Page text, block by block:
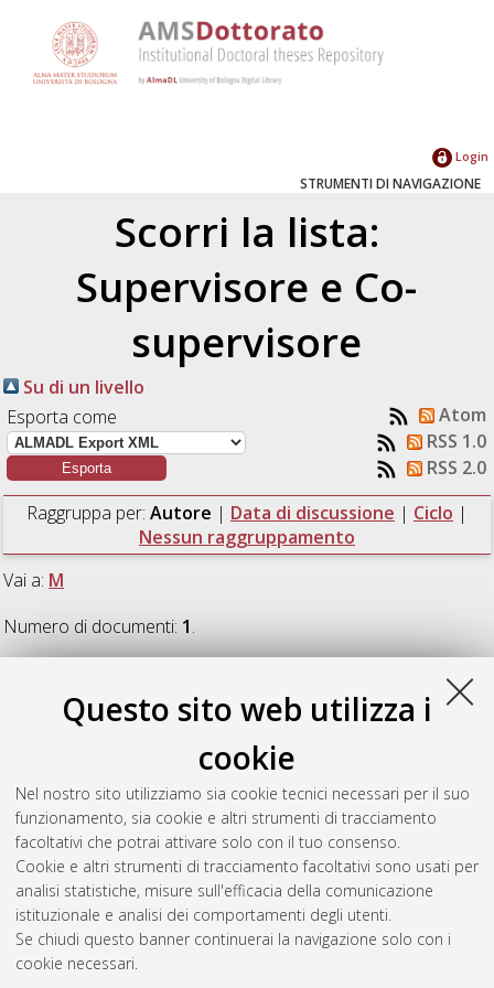
Questo sito web utilizza i
cookie
Nel nostro sito utilizziamo sia cookie tecnici necessari per il suo
funzionamento, sia cookie e altri strumenti di tracciamento
facoltativi che potrai attivare solo con il tuo consenso.
Cookie e altri strumenti di tracciamento facoltativi sono usati per
analisi statistiche, misure sull'efficacia della comunicazione
istituzionale e analisi dei comportamenti degli utenti.
Se chiudi questo banner continuerai la navigazione solo con i
cookie necessari.
Login
STRUMENTI DI NAVIGAZIONE
Scorri la lista:
Supervisore e Co-
supervisore
Su di un livello
Esporta come
Atom
RSS 1.0
RSS 2.0
Raggruppa per: Autore | Data di discussione | Ciclo |
Nessun raggruppamento
Vai a: M
Numero di documenti: 1.
(2019)Bioinspired design of inorganic
advanced functional materials , [Dissertation thesis], Alma
Mater Studiorum Università di Bologna. Dottorato di ricerca in
Chimica, 31 Ciclo. DOI 10.6092/unibo/amsdottorato/8815.
Questa lista e' stata generata il Thu Aug 6 20:43:46 2026
Atom